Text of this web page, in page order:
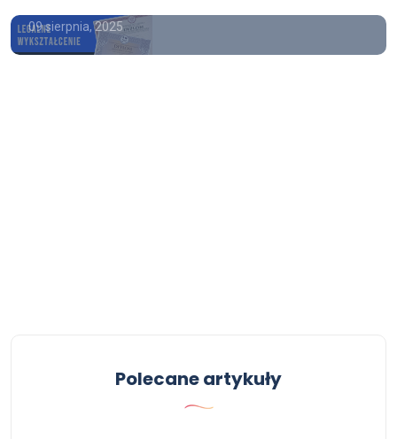
09 sierpnia, 2025
Polecane artykuły